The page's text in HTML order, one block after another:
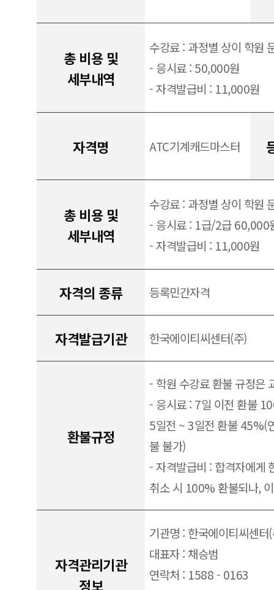
총 비용 및
세부내역
수강료 : 과정별 상이 학원
- 응시료 : 50,000원
- 자격발급비 : 11,000원
자격명 ATC기계캐드마스터
총 비용 및
세부내역
수강료 : 과정별 상이 학원
- 응시료 : 1급/2급 60,000
- 자격발급비 : 11,000원
자격의 종류 등록민간자격
자격발급기관 한국에이티씨센터(주)
환불규정
- 학원 수강료 환불 규정은
- 응시료 : 7일 이전 환불
5일전 ~ 3일전 환불 45%(
불 불가)
- 자격발급비 : 합격자에게
취소 시 100% 환불되나,
자격관리기관
정보
기관명 : 한국에이티씨센터
대표자 : 채승범
연락처 : 1588 - 0163